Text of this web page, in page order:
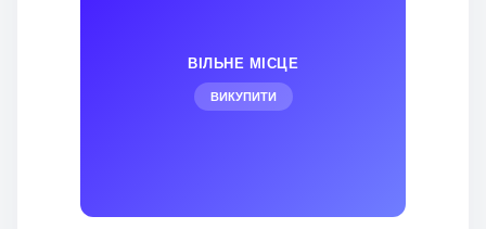
ВІЛЬНЕ МІСЦЕ
ВИКУПИТИ